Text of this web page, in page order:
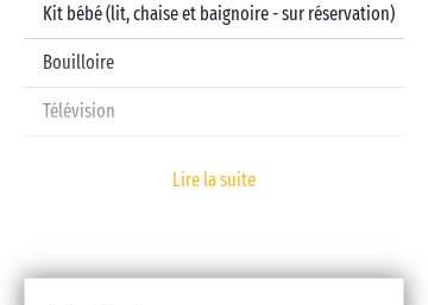
Kit bébé (lit, chaise et baignoire - sur réservation)
Bouilloire
Télévision
Lire la suite